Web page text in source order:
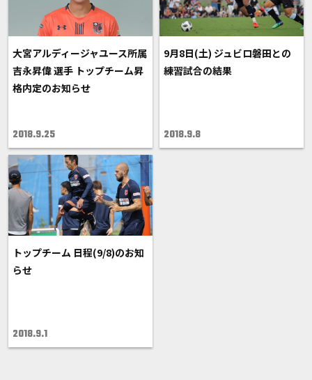
大宮アルディージャユース所属
吉永昇偉 選手 トップチーム昇
格内定のお知らせ
2018.9.25
9月8日(土) ジュビロ磐田との
練習試合の結果
2018.9.8
トップチーム 日程(9/8)のお知
らせ
2018.9.1